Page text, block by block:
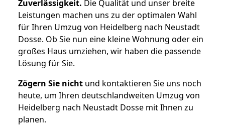
Zuverlässigkeit. Die Qualität und unser breite
Leistungen machen uns zu der optimalen Wahl
für Ihren Umzug von Heidelberg nach Neustadt
Dosse. Ob Sie nun eine kleine Wohnung oder ein
großes Haus umziehen, wir haben die passende
Lösung für Sie.
Zögern Sie nicht und kontaktieren Sie uns noch
heute, um Ihren deutschlandweiten Umzug von
Heidelberg nach Neustadt Dosse mit Ihnen zu
planen.